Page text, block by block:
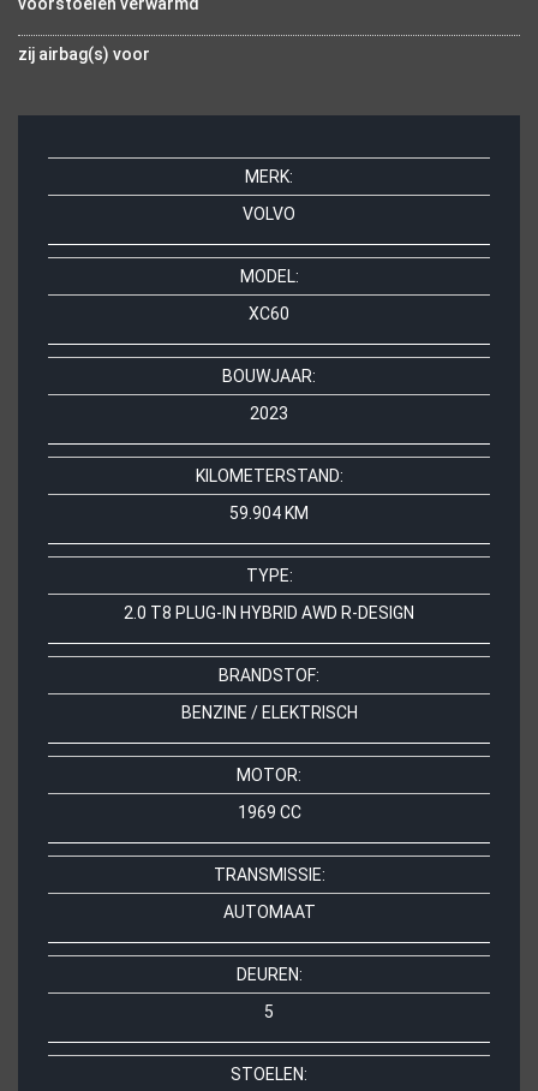
zij airbag(s) voor
MERK:
VOLVO
MODEL:
XC60
BOUWJAAR:
2023
KILOMETERSTAND:
59.904 KM
TYPE:
2.0 T8 PLUG-IN HYBRID AWD R-DESIGN
BRANDSTOF:
BENZINE / ELEKTRISCH
MOTOR:
1969 CC
TRANSMISSIE:
AUTOMAAT
DEUREN:
5
STOELEN: